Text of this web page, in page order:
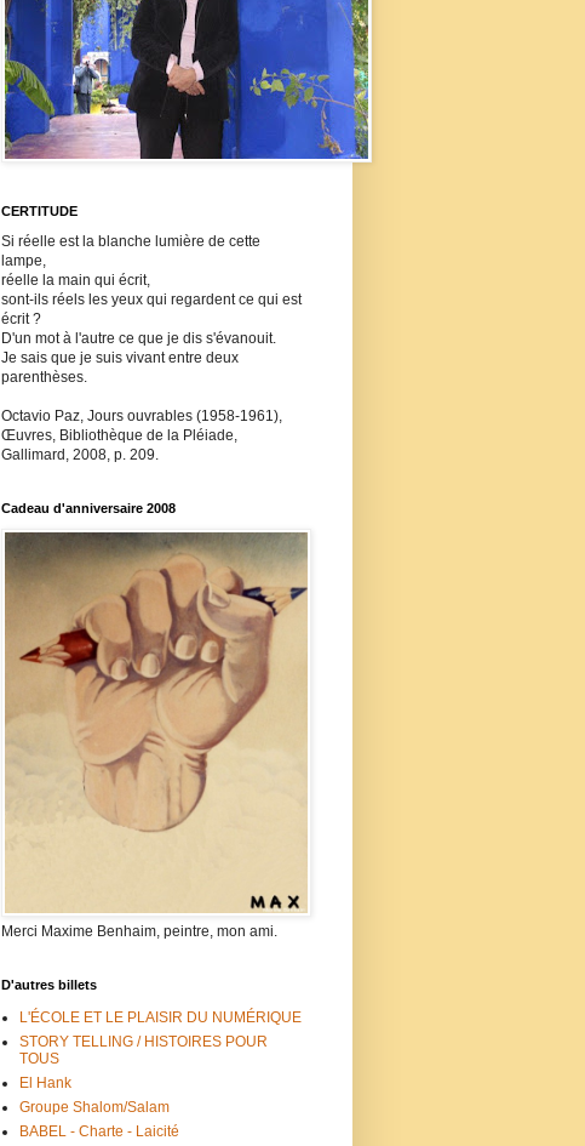
CERTITUDE
Si réelle est la blanche lumière de cette
lampe,
réelle la main qui écrit,
sont-ils réels les yeux qui regardent ce qui est
écrit ?
D'un mot à l'autre ce que je dis s'évanouit.
Je sais que je suis vivant entre deux
parenthèses.
Octavio Paz, Jours ouvrables (1958-1961),
Œuvres, Bibliothèque de la Pléiade,
Gallimard, 2008, p. 209.
Cadeau d'anniversaire 2008
Merci Maxime Benhaim, peintre, mon ami.
D'autres billets
L'ÉCOLE ET LE PLAISIR DU NUMÉRIQUE
STORY TELLING / HISTOIRES POUR
TOUS
El Hank
Groupe Shalom/Salam
BABEL - Charte - Laicité